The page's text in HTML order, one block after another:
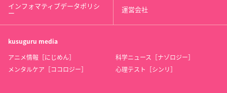
インフォマティブデータポリシ
ー 運営会社
kusuguru media
アニメ情報［にじめん］
科学ニュース［ナゾロジー］
メンタルケア［ココロジー］
心理テスト［シンリ］